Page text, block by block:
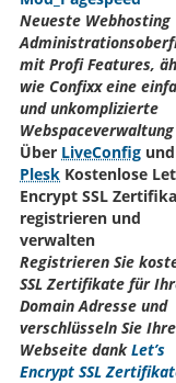
Neueste Webhosting
mit Profi Features,
wie Confixx eine
und unkomplizierte
Webspaceverwaltung
Über LiveConfig und
Plesk Kostenlose
Encrypt SSL
registrieren und
verwalten
Registrieren Sie
SSL Zertifikate für
Domain Adresse und
verschlüsseln Sie Ihre
Webseite dankLet’s
Encrypt SSL